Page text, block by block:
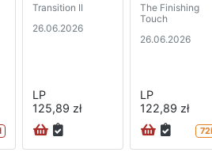
Transition II
26.06.2026
LP
125,89 zł
The Finishing
Touch
26.06.2026
LP
122,89 zł